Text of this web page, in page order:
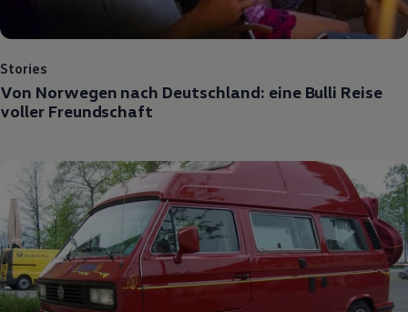
Stories
Von Norwegen nach Deutschland: eine Bulli Reise
voller Freundschaft